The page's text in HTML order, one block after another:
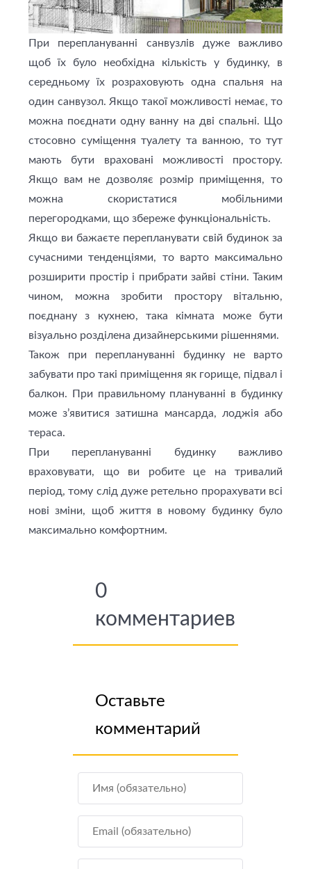
При переплануванні санвузлів дуже важливо
щоб їх було необхідна кількість у будинку, в
середньому їх розраховують одна спальня на
один санвузол. Якщо такої можливості немає, то
можна поєднати одну ванну на дві спальні. Що
стосовно суміщення туалету та ванною, то тут
мають бути враховані можливості простору.
Якщо вам не дозволяє розмір приміщення, то
можна скористатися мобільними
перегородками, що збереже функціональність.
Якщо ви бажаєте перепланувати свій будинок за
сучасними тенденціями, то варто максимально
розширити простір і прибрати зайві стіни. Таким
чином, можна зробити простору вітальню,
поєднану з кухнею, така кімната може бути
візуально розділена дизайнерськими рішеннями.
Також при переплануванні будинку не варто
забувати про такi приміщення як горище, підвал і
балкон. При правильному плануванні в будинку
може з’явитися затишна мансарда, лоджія або
тераса.
При переплануванні будинку важливо
враховувати, що ви робите це на тривалий
період, тому слід дуже ретельно прорахувати всі
нові зміни, щоб життя в новому будинку було
максимально комфортним.
0
комментариев
Оставьте
комментарий